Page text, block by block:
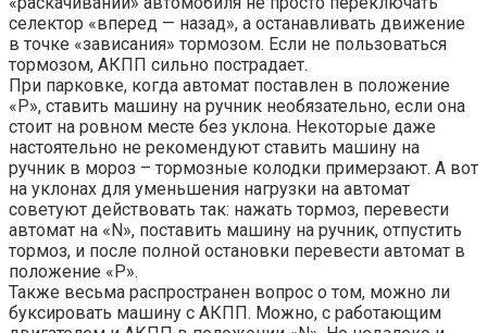
селектор «вперед — назад», а останавливать движение
в точке «зависания» тормозом. Если не пользоваться
тормозом, АКПП сильно пострадает.
При парковке, когда автомат поставлен в положение
«P», ставить машину на ручник необязательно, если она
стоит на ровном месте без уклона. Некоторые даже
настоятельно не рекомендуют ставить машину на
ручник в мороз – тормозные колодки примерзают. А вот
на уклонах для уменьшения нагрузки на автомат
советуют действовать так: нажать тормоз, перевести
автомат на «N», поставить машину на ручник, отпустить
тормоз, и после полной остановки перевести автомат в
положение «P».
Также весьма распространен вопрос о том, можно ли
буксировать машину с АКПП. Можно, с работающим